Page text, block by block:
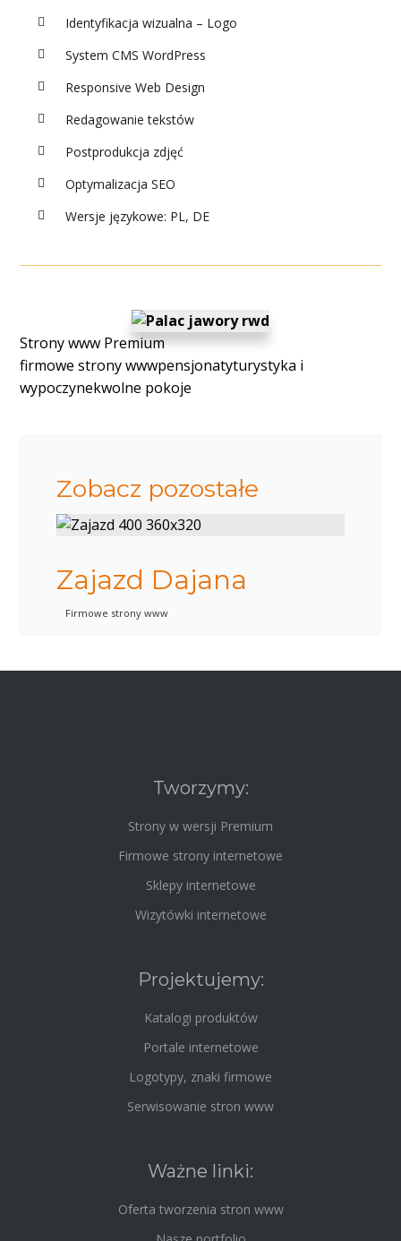
Identyfikacja wizualna – Logo
System CMS WordPress
Responsive Web Design
Redagowanie tekstów
Postprodukcja zdjęć
Optymalizacja SEO
Wersje językowe: PL, DE
Strony www Premium
firmowe strony wwwpensjonatyturystyka i
wypoczynekwolne pokoje
Zobacz pozostałe
Zajazd Dajana
Firmowe strony www
Tworzymy:
Strony w wersji Premium
Firmowe strony internetowe
Sklepy internetowe
Wizytówki internetowe
Projektujemy:
Katalogi produktów
Portale internetowe
Logotypy, znaki firmowe
Serwisowanie stron www
Ważne linki:
Oferta tworzenia stron www